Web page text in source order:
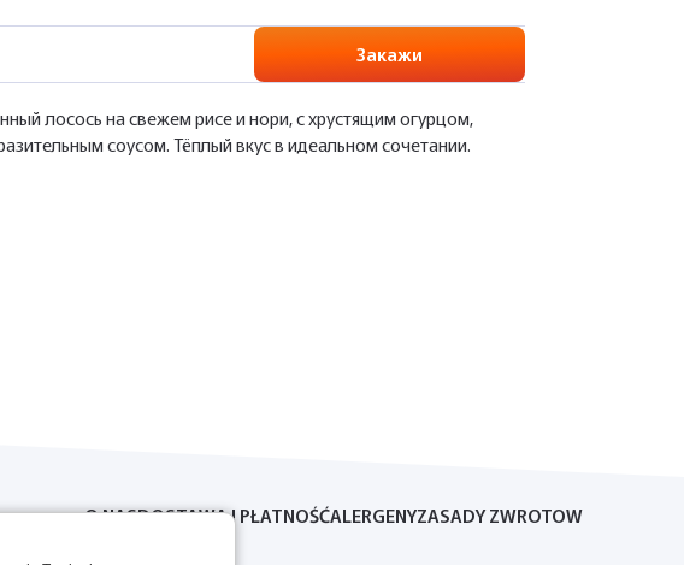
Закажи
лосось на свежем рисе и нори, с хрустящим огурцом,
соусом. Тёплый вкус в идеальном сочетании.
O NASDOSTAWA I PŁATNOŚĆALERGENYZASADY ZWROTOW